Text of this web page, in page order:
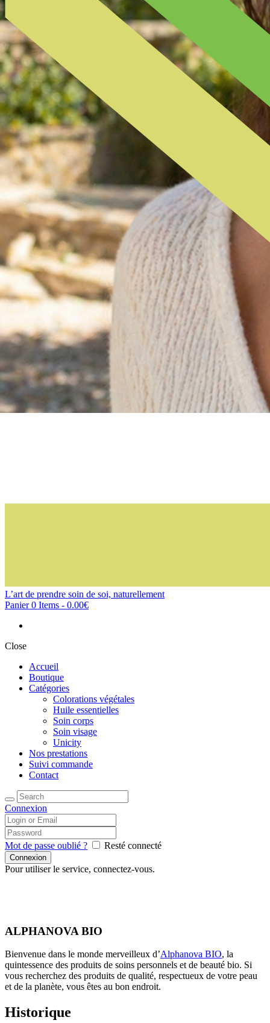
L’art de prendre soin de soi, naturellement
Panier 0 Items - 0.00€
Close
Accueil
Boutique
Catégories
Colorations végétales
Huile essentielles
Soin corps
Soin visage
Unicity
Nos prestations
Suivi commande
Contact
Connexion
Mot de passe oublié ? Resté connecté
Pour utiliser le service, connectez-vous.
ALPHANOVA BIO
Bienvenue dans le monde merveilleux d’Alphanova BIO, la
quintessence des produits de soins personnels et de beauté bio. Si
vous recherchez des produits de qualité, respectueux de votre peau
et de la planète, vous êtes au bon endroit.
Historique